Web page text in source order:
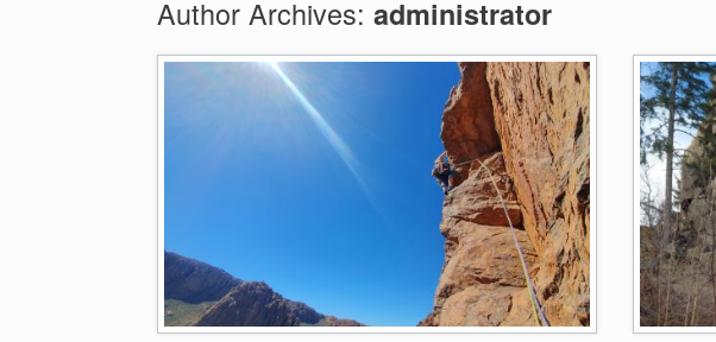
Author Archives: administrator